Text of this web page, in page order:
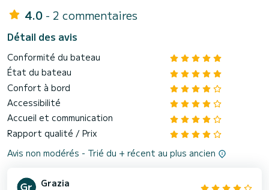
4.0 - 2 commentaires
Détail des avis
Conformité du bateau
État du bateau
Confort à bord
Accessibilité
Accueil et communication
Rapport qualité / Prix
Avis non modérés - Trié du + récent au plus ancien
Grazia